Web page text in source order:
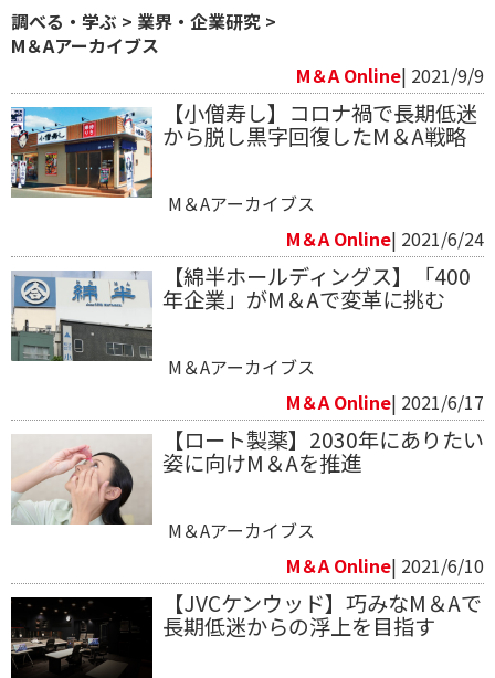
調べる・学ぶ > 業界・企業研究 >
M＆Aアーカイブス
M＆A Online| 2021/9/9
【小僧寿し】コロナ禍で長期低迷
から脱し黒字回復したM＆A戦略
M＆Aアーカイブス
M＆A Online| 2021/6/24
【綿半ホールディングス】「400
年企業」がM＆Aで変革に挑む
M＆Aアーカイブス
M＆A Online| 2021/6/17
【ロート製薬】2030年にありたい
姿に向けM＆Aを推進
M＆Aアーカイブス
M＆A Online| 2021/6/10
【JVCケンウッド】巧みなM＆Aで
長期低迷からの浮上を目指す